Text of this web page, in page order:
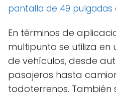
pantalla de 49 pulgadas
En términos de
multipunto se utiliza
de vehículos, desde
pasajeros hasta
todoterrenos. También